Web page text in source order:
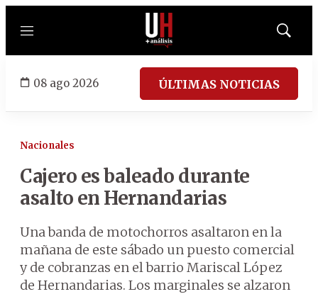
Menú
Mostrar
08 ago 2026 ÚLTIMAS NOTICIAS
Nacionales
Cajero es baleado durante
asalto en Hernandarias
Una banda de motochorros asaltaron en la
mañana de este sábado un puesto comercial
y de cobranzas en el barrio Mariscal López
de Hernandarias. Los marginales se alzaron